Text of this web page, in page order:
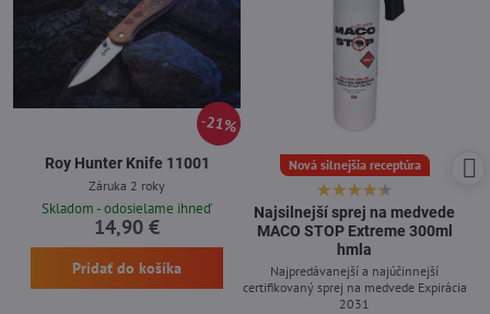
21%
Roy Hunter Knife 11001
Záruka 2 roky
Skladom - odosielame ihneď
14,90 €
Pridať do košíka
Nová silnejšia receptúra
Najsilnejší sprej na medvede
MACO STOP Extreme 300ml
hmla
Najpredávanejší a najúčinnejší
certifikovaný sprej na medvede Expirácia
2031